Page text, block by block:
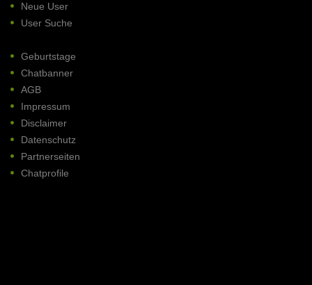
Neue User
User Suche
Geburtstage
Chatbanner
AGB
Impressum
Disclaimer
Datenschutz
Partnerseiten
Chatprofile